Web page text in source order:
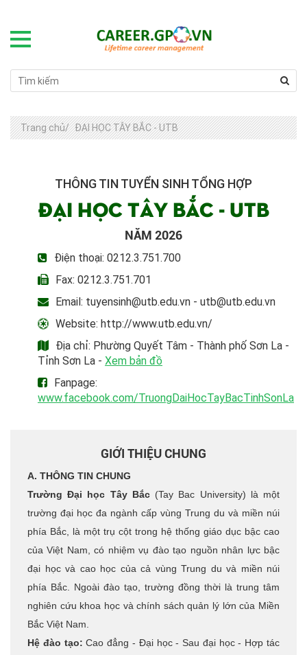
Trang chủ/ ĐẠI HỌC TÂY BẮC - UTB
THÔNG TIN TUYỂN SINH TỔNG HỢP
ĐẠI HỌC TÂY BẮC - UTB
NĂM 2026
Điện thoại: 0212.3.751.700
Fax: 0212.3.751.701
Email: tuyensinh@utb.edu.vn - utb@utb.edu.vn
Website: http://www.utb.edu.vn/
Địa chỉ: Phường Quyết Tâm - Thành phố Sơn La -
Tỉnh Sơn La - Xem bản đồ
Fanpage:
www.facebook.com/TruongDaiHocTayBacTinhSonLa
GIỚI THIỆU CHUNG
A. THÔNG TIN CHUNG
Trường Đại học Tây Bắc(Tay Bac University) là một
trường đại học đa ngành cấp vùng Trung du và miền núi
phía Bắc, là một trụ cột trong hệ thống giáo dục bậc cao
của Việt Nam, có nhiệm vụ đào tạo nguồn nhân lực bậc
đại học và cao học của cả vùng Trung du và miền núi
phía Bắc. Ngoài đào tạo, trường đồng thời là trung tâm
nghiên cứu khoa học và chính sách quản lý lớn của Miền
Bắc Việt Nam.
Hệ đào tạo:Cao đẳng - Đại học - Sau đại học - Hợp tác